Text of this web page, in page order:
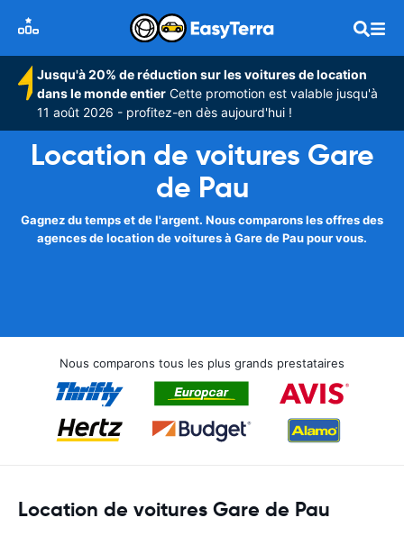
Jusqu'à 20% de réduction sur les voitures de location
dans le monde entier Cette promotion est valable jusqu'à
11 août 2026 - profitez-en dès aujourd'hui !
Location de voitures Gare
de Pau
Gagnez du temps et de l'argent. Nous comparons les offres des
agences de location de voitures à Gare de Pau pour vous.
Nous comparons tous les plus grands prestataires
Location de voitures Gare de Pau